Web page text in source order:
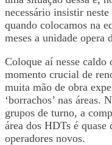
necessário insistir
quando colocamos na
meses a unidade opera
Coloque aí nesse
momento crucial de
muita mão de obra
‘borrachos’ nas áreas.
grupos de turno, a
área dos HDTs é quase
operadores novos.